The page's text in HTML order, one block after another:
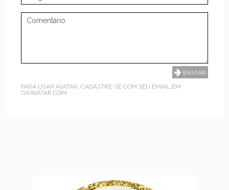
PARA USAR AVATAR, CADASTRE-SE COM SEU EMAIL EM
GRAVATAR.COM